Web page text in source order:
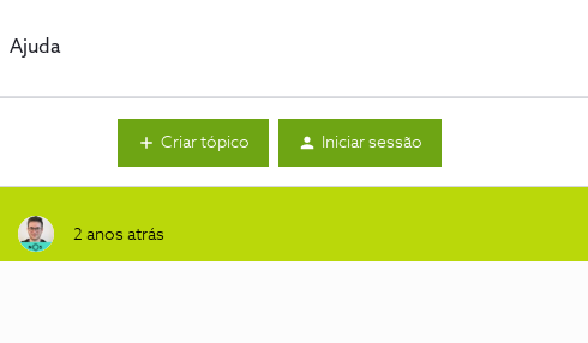
Ajuda
Criar tópico Iniciar sessão
2 anos atrás